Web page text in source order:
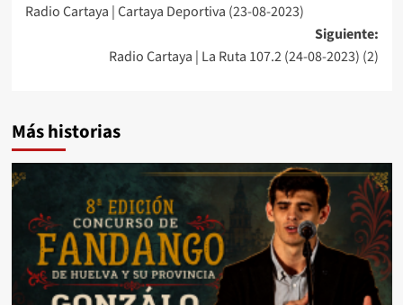
Radio Cartaya | Cartaya Deportiva (23-08-2023)
Siguiente:
Radio Cartaya | La Ruta 107.2 (24-08-2023) (2)
Más historias